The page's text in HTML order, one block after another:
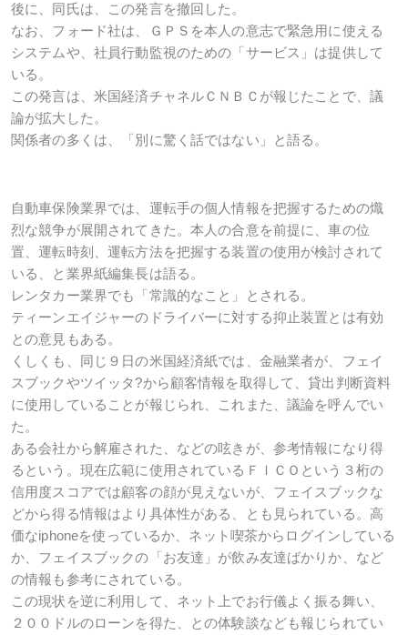
後に、同氏は、この発言を撤回した。
なお、フォード社は、ＧＰＳを本人の意志で緊急用に使える
システムや、社員行動監視のための「サービス」は提供して
いる。
この発言は、米国経済チャネルＣＮＢＣが報じたことで、議
論が拡大した。
関係者の多くは、「別に驚く話ではない」と語る。
自動車保険業界では、運転手の個人情報を把握するための熾
烈な競争が展開されてきた。本人の合意を前提に、車の位
置、運転時刻、運転方法を把握する装置の使用が検討されて
いる、と業界紙編集長は語る。
レンタカー業界でも「常識的なこと」とされる。
ティーンエイジャーのドライバーに対する抑止装置とは有効
との意見もある。
くしくも、同じ９日の米国経済紙では、金融業者が、フェイ
スブックやツイッタ?から顧客情報を取得して、貸出判断資料
に使用していることが報じられ、これまた、議論を呼んでい
た。
ある会社から解雇された、などの呟きが、参考情報になり得
るという。現在広範に使用されているＦＩＣＯという３桁の
信用度スコアでは顧客の顔が見えないが、フェイスブックな
どから得る情報はより具体性がある、とも見られている。高
価なiphoneを使っているか、ネット喫茶からログインしている
か、フェイスブックの「お友達」が飲み友達ばかりか、など
の情報も参考にされている。
この現状を逆に利用して、ネット上でお行儀よく振る舞い、
２００ドルのローンを得た、との体験談なども報じられてい